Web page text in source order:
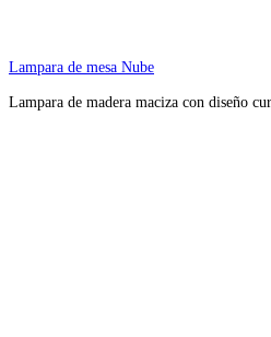
Lampara de mesa Nube
Lampara de madera maciza con diseño